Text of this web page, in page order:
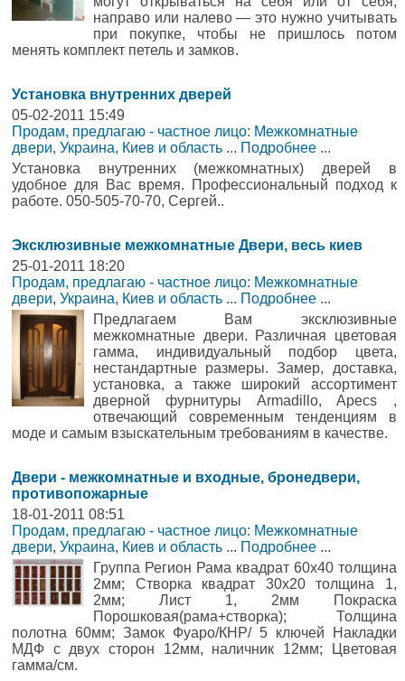
направо или налево — это нужно учитывать
при покупке, чтобы не пришлось потом
менять комплект петель и замков.
Установка внутренних дверей
05-02-2011 15:49
Продам, предлагаю - частное лицо: Межкомнатные
двери, Украина, Киев и область ... Подробнее ...
Установка внутренних (межкомнатных) дверей в
удобное для Вас время. Профессиональный подход к
работе. 050-505-70-70, Сергей..
Эксклюзивные межкомнатные Двери, весь киев
25-01-2011 18:20
Продам, предлагаю - частное лицо: Межкомнатные
двери, Украина, Киев и область ... Подробнее ...
Предлагаем Вам эксклюзивные
межкомнатные двери. Различная цветовая
гамма, индивидуальный подбор цвета,
нестандартные размеры. Замер, доставка,
установка, а также широкий ассортимент
дверной фурнитуры Armadillo, Apecs ,
отвечающий современным тенденциям в
моде и самым взыскательным требованиям в качестве.
Двери - межкомнатные и входные, бронедвери,
противопожарные
18-01-2011 08:51
Продам, предлагаю - частное лицо: Межкомнатные
двери, Украина, Киев и область ... Подробнее ...
Группа Регион Рама квадрат 60х40 толщина
2мм; Створка квадрат 30х20 толщина 1,
2мм; Лист 1, 2мм Покраска
Порошковая(рама+створка); Толщина
полотна 60мм; Замок Фуаро/КНР/ 5 ключей Накладки
МДФ с двух сторон 12мм, наличник 12мм; Цветовая
гамма/см.